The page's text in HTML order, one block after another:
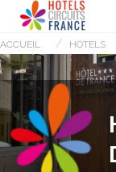
ACCUEIL HOTELS